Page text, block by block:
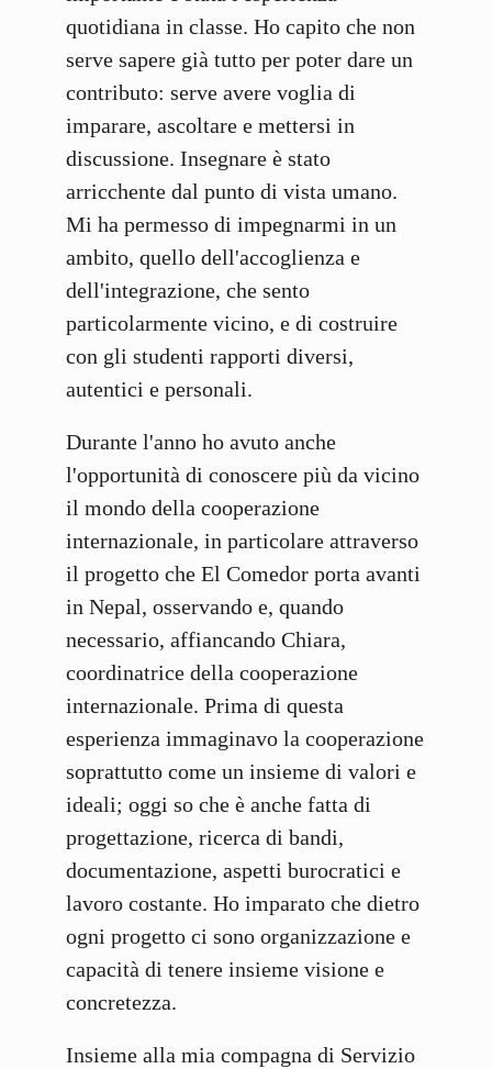
quotidiana in classe. Ho capito che non
serve sapere già tutto per poter dare un
contributo: serve avere voglia di
imparare, ascoltare e mettersi in
discussione. Insegnare è stato
arricchente dal punto di vista umano.
Mi ha permesso di impegnarmi in un
ambito, quello dell'accoglienza e
dell'integrazione, che sento
particolarmente vicino, e di costruire
con gli studenti rapporti diversi,
autentici e personali.
Durante l'anno ho avuto anche
l'opportunità di conoscere più da vicino
il mondo della cooperazione
internazionale, in particolare attraverso
il progetto che El Comedor porta avanti
in Nepal, osservando e, quando
necessario, affiancando Chiara,
coordinatrice della cooperazione
internazionale. Prima di questa
esperienza immaginavo la cooperazione
soprattutto come un insieme di valori e
ideali; oggi so che è anche fatta di
progettazione, ricerca di bandi,
documentazione, aspetti burocratici e
lavoro costante. Ho imparato che dietro
ogni progetto ci sono organizzazione e
capacità di tenere insieme visione e
concretezza.
Insieme alla mia compagna di Servizio